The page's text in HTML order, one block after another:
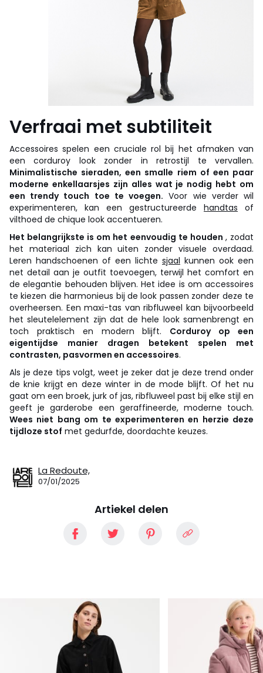
Verfraai met subtiliteit
Accessoires spelen een cruciale rol bij het afmaken van
een corduroy look zonder in retrostijl te vervallen.
Minimalistische sieraden, een smalle riem of een paar
moderne enkellaarsjes zijn alles wat je nodig hebt om
een trendy touch toe te voegen. Voor wie verder wil
experimenteren, kan een gestructureerde handtas of
vilthoed de chique look accentueren.
Het belangrijkste is om het eenvoudig te houden , zodat
het materiaal zich kan uiten zonder visuele overdaad.
Leren handschoenen of een lichte sjaal kunnen ook een
net detail aan je outfit toevoegen, terwijl het comfort en
de elegantie behouden blijven. Het idee is om accessoires
te kiezen die harmonieus bij de look passen zonder deze te
overheersen. Een maxi-tas van ribfluweel kan bijvoorbeeld
het sleutelelement zijn dat de hele look samenbrengt en
toch praktisch en modern blijft. Corduroy op een
eigentijdse manier dragen betekent spelen met
contrasten, pasvormen en accessoires.
Als je deze tips volgt, weet je zeker dat je deze trend onder
de knie krijgt en deze winter in de mode blijft. Of het nu
gaat om een broek, jurk of jas, ribfluweel past bij elke stijl en
geeft je garderobe een geraffineerde, moderne touch.
Wees niet bang om te experimenteren en herzie deze
tijdloze stof met gedurfde, doordachte keuzes.
La Redoute,
07/01/2025
Artiekel delen